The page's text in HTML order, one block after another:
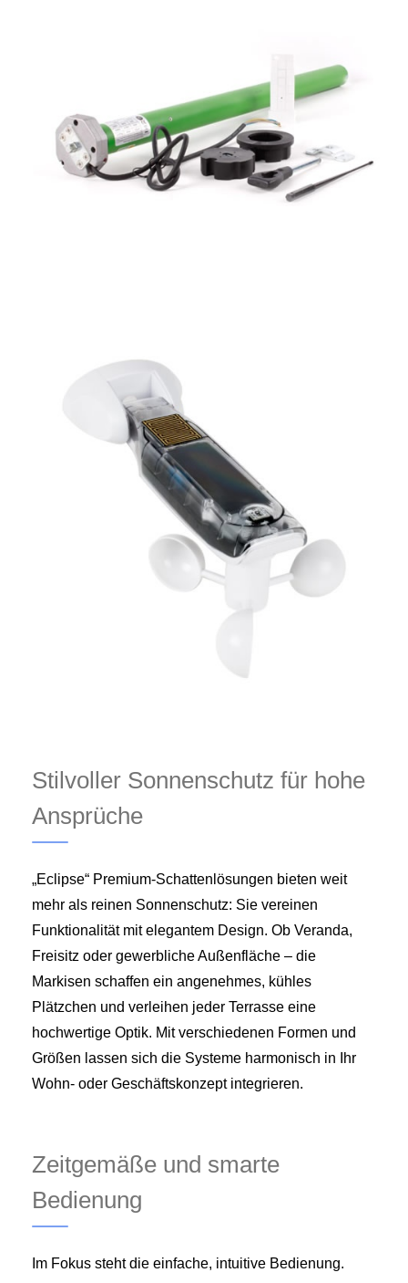
Stilvoller Sonnenschutz für hohe
Ansprüche
„Eclipse“ Premium-Schattenlösungen bieten weit
mehr als reinen Sonnenschutz: Sie vereinen
Funktionalität mit elegantem Design. Ob Veranda,
Freisitz oder gewerbliche Außenfläche – die
Markisen schaffen ein angenehmes, kühles
Plätzchen und verleihen jeder Terrasse eine
hochwertige Optik. Mit verschiedenen Formen und
Größen lassen sich die Systeme harmonisch in Ihr
Wohn- oder Geschäftskonzept integrieren.
Zeitgemäße und smarte
Bedienung
Im Fokus steht die einfache, intuitive Bedienung.